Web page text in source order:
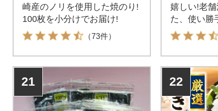
崎産のノリを使用した焼のり!
100枚を小分けでお届け!
（73件）
嬉しい!老
た、使い勝
のり12袋セ
21 22